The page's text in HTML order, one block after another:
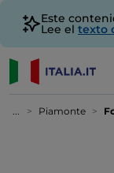
Este
Lee el texto
... Piamonte